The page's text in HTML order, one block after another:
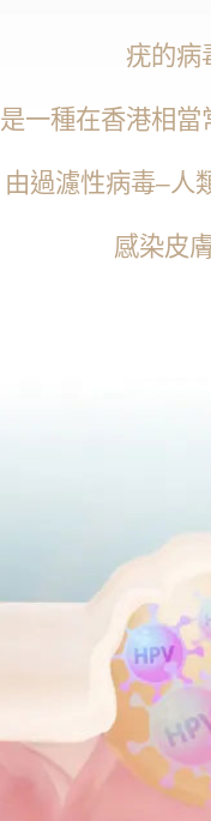
疣的病
是一種在香港相
由過濾性病毒–人
感染皮